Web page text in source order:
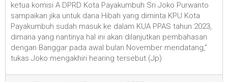
ketua komisi A DPRD Kota Payakumbuh Sri Joko Purwanto
sampaikan jika untuk dana Hibah yang diminta KPU Kota
Payakumbuh sudah masuk ke dalam KUA PPAS tahun 2023,
dimana yang nantinya hal ini akan dilanjutkan pembahasan
dengan Banggar pada awal bulan November mendatang,”
tukas Joko mengakhiri hearing tersebut.(Jp)